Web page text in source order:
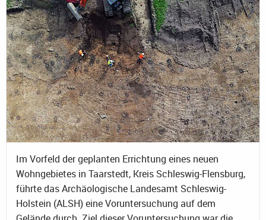
Im Vorfeld der geplanten Errichtung eines neuen
Wohngebietes in Taarstedt, Kreis Schleswig-Flensburg,
führte das Archäologische Landesamt Schleswig-
Holstein (ALSH) eine Voruntersuchung auf dem